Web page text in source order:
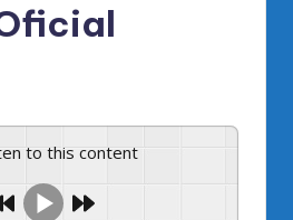
to this content